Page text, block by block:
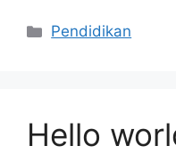
Kategori
Pendidikan
Hello